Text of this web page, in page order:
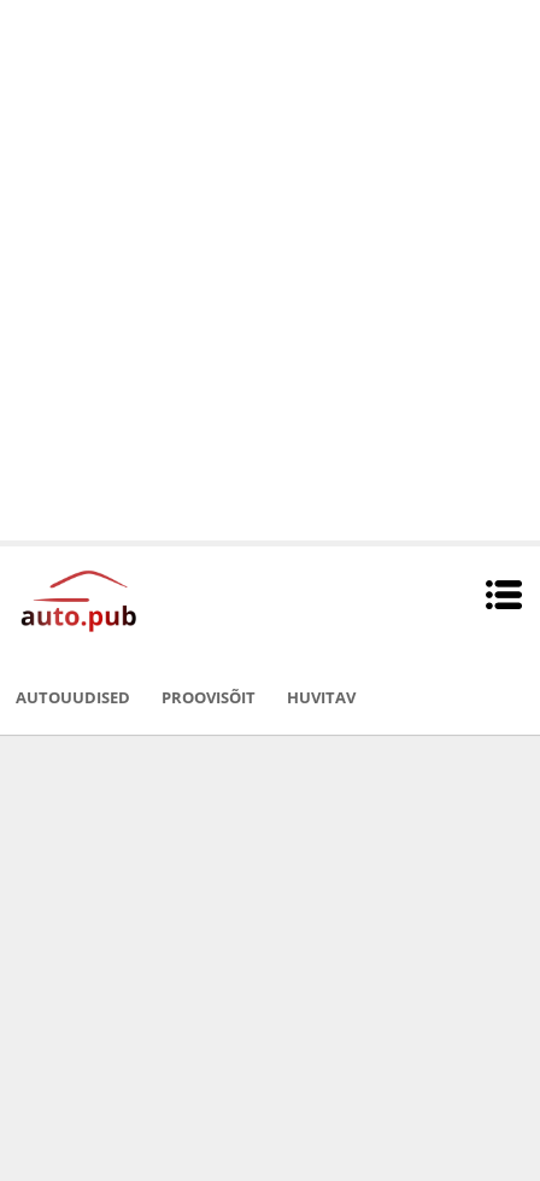
AUTOUUDISED PROOVISÕIT HUVITAV